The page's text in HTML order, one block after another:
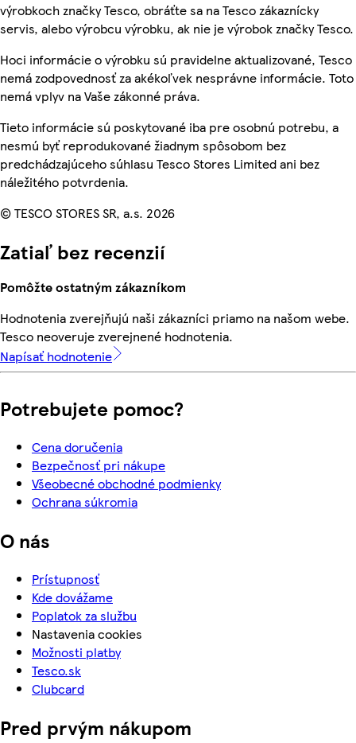
výrobkoch značky Tesco, obráťte sa na Tesco zákaznícky
servis, alebo výrobcu výrobku, ak nie je výrobok značky Tesco.
Hoci informácie o výrobku sú pravidelne aktualizované, Tesco
nemá zodpovednosť za akékoľvek nesprávne informácie. Toto
nemá vplyv na Vaše zákonné práva.
Tieto informácie sú poskytované iba pre osobnú potrebu, a
nesmú byť reprodukované žiadnym spôsobom bez
predchádzajúceho súhlasu Tesco Stores Limited ani bez
náležitého potvrdenia.
© TESCO STORES SR, a.s. 2026
Zatiaľ bez recenzií
Pomôžte ostatným zákazníkom
Hodnotenia zverejňujú naši zákazníci priamo na našom webe.
Tesco neoveruje zverejnené hodnotenia.
Napísať hodnotenie
Potrebujete pomoc?
Cena doručenia
Bezpečnosť pri nákupe
Všeobecné obchodné podmienky
Ochrana súkromia
O nás
Prístupnosť
Kde dovážame
Poplatok za službu
Nastavenia cookies
Možnosti platby
Tesco.sk
Clubcard
Pred prvým nákupom